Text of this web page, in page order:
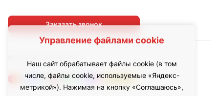
Управление файлами cookie
Наш сайт обрабатывает файлы cookie (в том
числе, файлы cookie, используемые «Яндекс-
метрикой»). Нажимая на кнопку «Соглашаюсь»,
Заказать звонок